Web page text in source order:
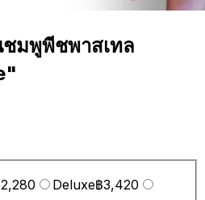
มพูพีชพาสเทล
Deluxe฿3,420